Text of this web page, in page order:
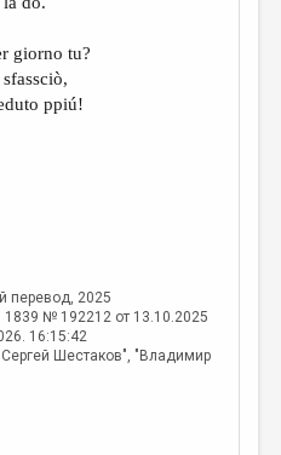
giorno tu?
ppiú!
перевод, 2025
1839 № 192212 от 13.10.2025
16:15:42
Шестаков", "Владимир